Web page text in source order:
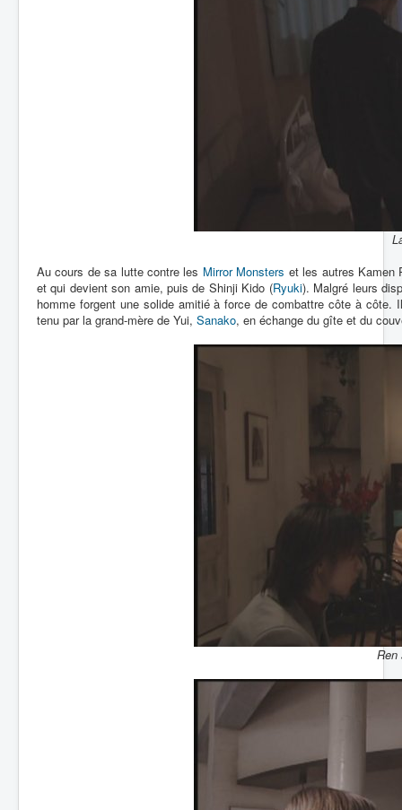
Au cours de sa lutte contre les Mirror Monsters et les autres Kamen
et qui devient son amie, puis de Shinji Kido (Ryuki). Malgré leurs
homme forgent une solide amitié à force de combattre côte à
tenu par la grand-mère de Yui, Sanako, en échange du gîte et du
Ren